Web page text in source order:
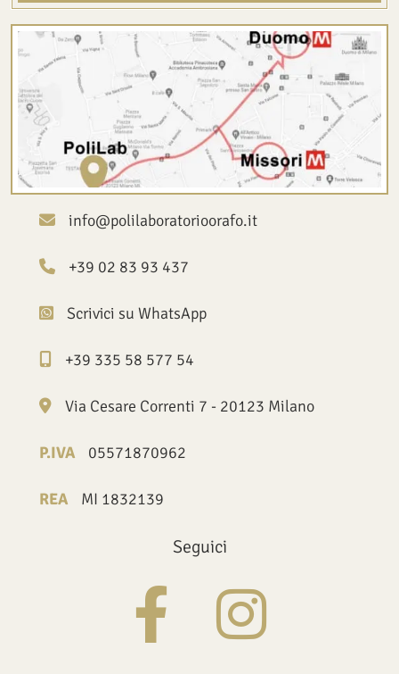
info@polilaboratorioorafo.it
+39 02 83 93 437
Scrivici su WhatsApp
+39 335 58 577 54
Via Cesare Correnti 7 - 20123 Milano
P.IVA 05571870962
REA MI 1832139
Seguici